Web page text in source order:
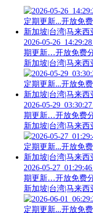
2026-05-
期更新…开放免费
新加坡|台湾|马来
2026-05-
期更新…开放免费
新加坡|台湾|马来
2026-05-
期更新…开放免费
新加坡|台湾|马来